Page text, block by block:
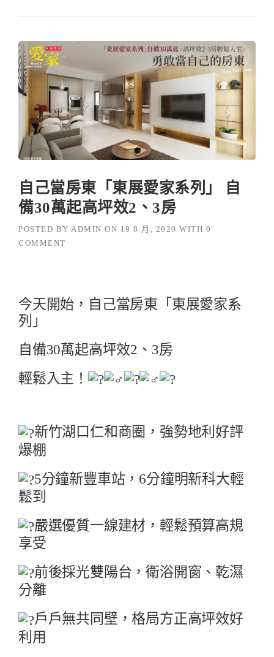
自己當房東「東展愛家系列」 自
備30萬起高坪效2、3房
POSTED BY ADMIN ON 19 8 月, 2020 WITH 0
COMMENT
今天開始，自己當房東 「東展愛家系
列」
自備30萬起高坪效2、3房
輕鬆入主！
新竹湖口仁和商圈，強勢地利好評
爆棚
5分鐘新豐車站，6分鐘明新科大輕
鬆到
嚴選優質一線建材，輕鬆預算高規
享受
前後採光雙陽台，衛浴開窗、乾濕
分離
戶戶無共同壁，格局方正高坪效好
利用